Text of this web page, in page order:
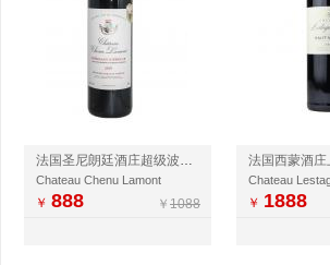
法国圣尼朗廷酒庄超级波尔多干红
Chateau Chenu Lamont
￥ 888 ￥ 1088 ￥ 1888